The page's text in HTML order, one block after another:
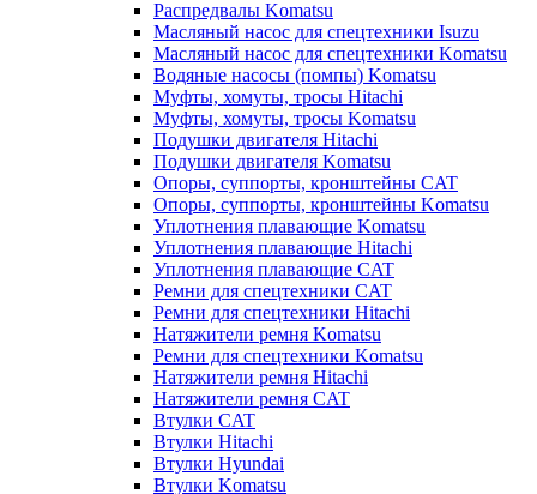
Распредвалы Komatsu
Масляный насос для спецтехники Isuzu
Масляный насос для спецтехники Komatsu
Водяные насосы (помпы) Komatsu
Муфты, хомуты, тросы Hitachi
Муфты, хомуты, тросы Komatsu
Подушки двигателя Hitachi
Подушки двигателя Komatsu
Опоры, суппорты, кронштейны CAT
Опоры, суппорты, кронштейны Komatsu
Уплотнения плавающие Komatsu
Уплотнения плавающие Hitachi
Уплотнения плавающие CAT
Ремни для спецтехники CAT
Ремни для спецтехники Hitachi
Натяжители ремня Komatsu
Ремни для спецтехники Komatsu
Натяжители ремня Hitachi
Натяжители ремня CAT
Втулки CAT
Втулки Hitachi
Втулки Hyundai
Втулки Komatsu